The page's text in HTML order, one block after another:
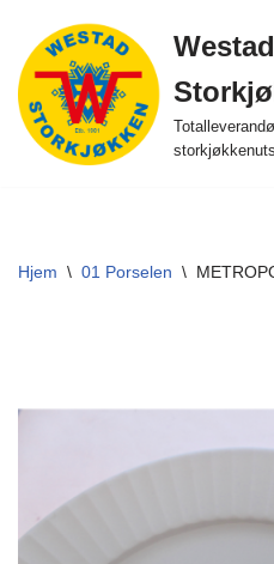
Hopp
til
innholdet
Westad
Hjem \ 01 Porselen \